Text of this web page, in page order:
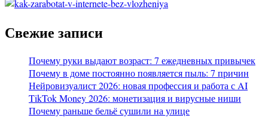
Свежие записи
Почему руки выдают возраст: 7 ежедневных привычек
Почему в доме постоянно появляется пыль: 7 причин
Нейровизуалист 2026: новая профессия и работа с AI
TikTok Money 2026: монетизация и вирусные ниши
Почему раньше бельё сушили на улице